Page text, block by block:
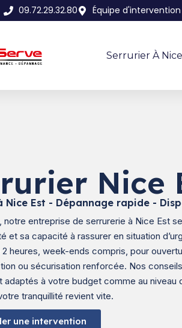
09.72.29.32.80 Équipe d'intervention
Serrurier À
Nice
Nice Est - Dépannage rapide -
notre entreprise de serrurerie à Nice Est
et sa capacité à rassurer en situation
2 heures, week-ends compris, pour
ou sécurisation renforcée. Nos
adaptés à votre budget comme au niveau
tranquillité revient vite.
une intervention